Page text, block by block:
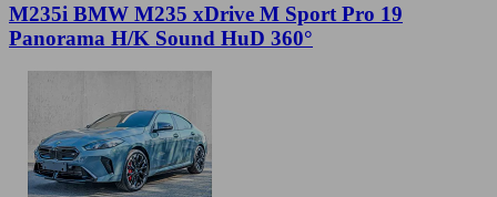
M235i BMW M235 xDrive M Sport Pro 19
Panorama H/K Sound HuD 360°